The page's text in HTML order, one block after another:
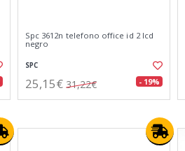
Spc 3612n telefono office id 2 lcd
negro
SPC
25,15€ 31,22€ - 19%